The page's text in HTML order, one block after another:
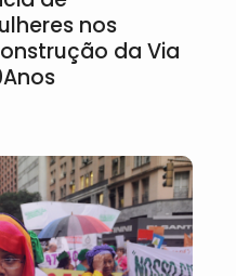
nos
da Via